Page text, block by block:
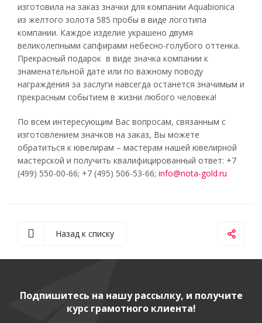
изготовила на заказ значки для компании Aquabionica
из желтого золота 585 пробы в виде логотипа
компании. Каждое изделие украшено двумя
великолепными сапфирами небесно-голубого оттенка.
Прекрасный подарок в виде значка компании к
знаменательной дате или по важному поводу
награждения за заслуги навсегда останется значимым и
прекрасным событием в жизни любого человека!
По всем интересующим Вас вопросам, связанным с
изготовлением значков на заказ, Вы можете
обратиться к ювелирам – мастерам нашей ювелирной
мастерской и получить квалифицированный ответ: +7
(499) 550-00-66; +7 (495) 506-53-66; info@nota-gold.ru
Назад к списку
Подпишитесь на нашу рассылку, и получите
курс грамотного клиента!